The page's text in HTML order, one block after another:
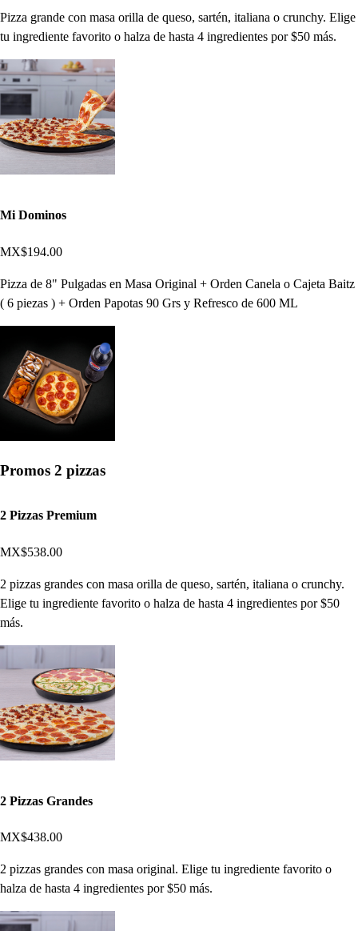
Pizza grande con masa orilla de queso, sartén, italiana o crunchy. Elige
tu ingrediente favorito o halza de hasta 4 ingredientes por $50 más.
Mi Dominos
MX$194.00
Pizza de 8" Pulgadas en Masa Original + Orden Canela o Cajeta Baitz
( 6 piezas ) + Orden Papotas 90 Grs y Refresco de 600 ML
Promos 2 pizzas
2 Pizzas Premium
MX$538.00
2 pizzas grandes con masa orilla de queso, sartén, italiana o crunchy.
Elige tu ingrediente favorito o halza de hasta 4 ingredientes por $50
más.
2 Pizzas Grandes
MX$438.00
2 pizzas grandes con masa original. Elige tu ingrediente favorito o
halza de hasta 4 ingredientes por $50 más.